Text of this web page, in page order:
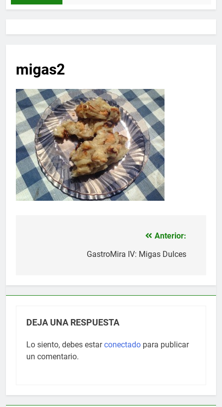
migas2
Anterior:
GastroMira IV: Migas Dulces
DEJA UNA RESPUESTA
Lo siento, debes estarconectado para publicar
un comentario.